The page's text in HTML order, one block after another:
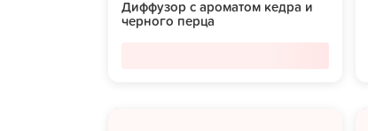
Диффузор с ароматом кедра и
черного перца